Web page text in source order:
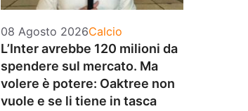
08 Agosto 2026Categorie
Calcio
L’Inter avrebbe 120 milioni da
spendere sul mercato. Ma
volere è potere: Oaktree non
vuole e se li tiene in tasca